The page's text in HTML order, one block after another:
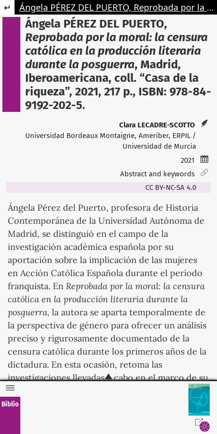
Retourner aux informations sur l'article Ángela PÉREZ DEL PUERTO, Reprobada por la moral : la censura católica en la producción literaria durante la posguerra